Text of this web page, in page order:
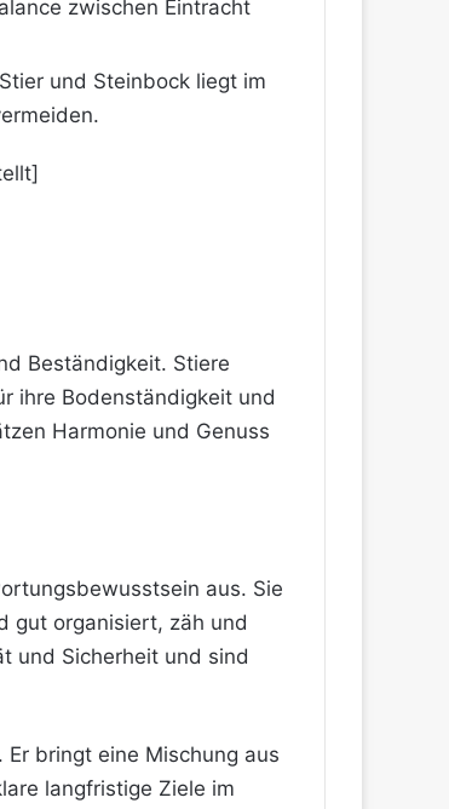
zwischen Eintracht
und Steinbock liegt im
Beständigkeit. Stiere
ihre Bodenständigkeit und
Harmonie und Genuss
aus. Sie
gut organisiert, zäh und
und Sicherheit und sind
bringt eine Mischung aus
langfristige Ziele im